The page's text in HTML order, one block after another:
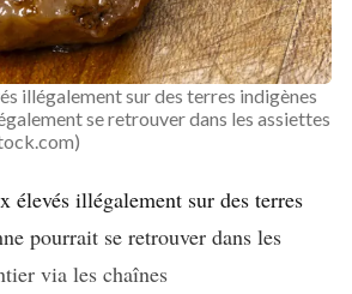
illégalement sur des terres indigènes
se retrouver dans les assiettes
illégalement sur des terres
pourrait se retrouver dans les
via les chaînes